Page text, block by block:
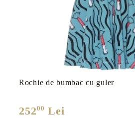
Rochie de bumbac cu guler
25200 Lei